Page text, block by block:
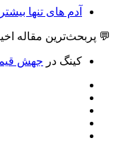
آدم های تنها
💬 پربحث‌ترین مقاله
کینگ در جهش